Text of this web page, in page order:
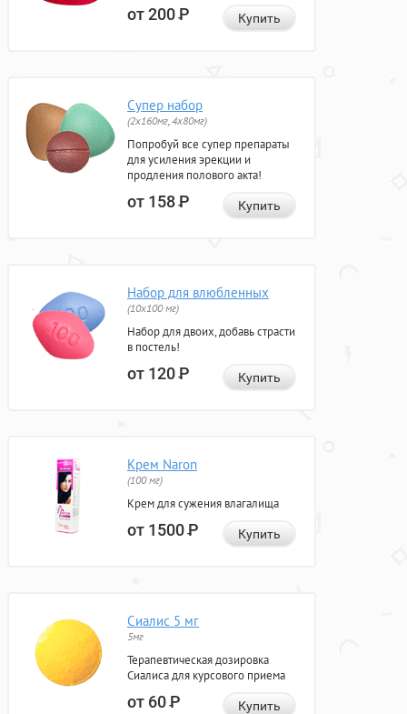
от 200Р Купить
Супер набор
(2х160мг, 4х80мг)
Попробуй все супер препараты
для усиления эрекции и
продления полового акта!
от 158Р Купить
Набор для влюбленных
(10х100 мг)
Набор для двоих, добавь страсти
в постель!
от 120Р Купить
Крем Naron
(100 мг)
Крем для сужения влагалища
от 1500Р Купить
Сиалис 5 мг
5мг
Терапевтическая дозировка
Сиалиса для курсового приема
от 60Р Купить